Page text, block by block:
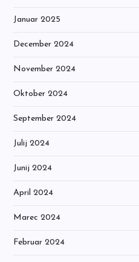
Januar 2025
December 2024
November 2024
Oktober 2024
September 2024
Julij 2024
Junij 2024
April 2024
Marec 2024
Februar 2024